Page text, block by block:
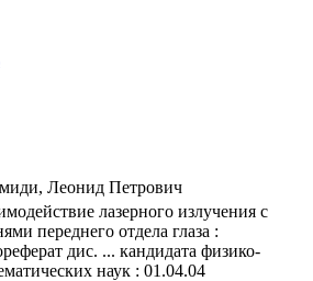
Леонид Петрович
лазерного излучения с
переднего отдела глаза :
дис. ... кандидата физико-
наук : 01.04.04